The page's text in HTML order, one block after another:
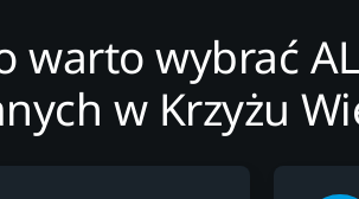
warto wybrać
w Krzyżu